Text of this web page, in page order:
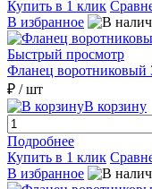
Купить в 1 клик
В избранное
Быстрый просмотр
Фланец
₽ / шт
В корзину
Подробнее
Купить в 1 клик
В избранное